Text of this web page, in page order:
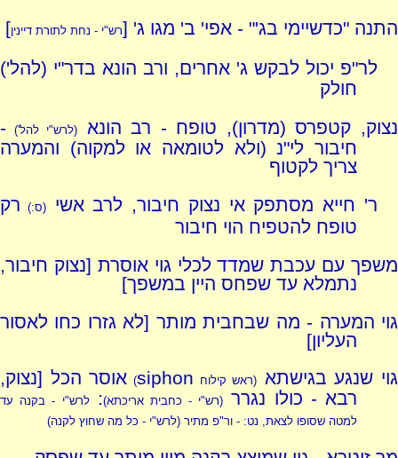
התנה "כדשיימי בג'" - אפי' ב' מגו ג' [רש"י - נחת לתורת דיינין]
לר"פ יכול לבקש ג' אחרים, ורב הונא בדר"י (להל')
חולק
נצוק, קטפרס (מדרון), טופח - רב הונא
(לרש"י להל') -
חיבור לי"נ (ולא לטומאה או למקוה) והמערה
צריך לקטוף
ר' חייא מסתפק אי נצוק חיבור, לרב אשי(ס:) רק
טופח להטפיח הוי חיבור
משפך עם עכבת שמדד לכלי גוי אוסרת [נצוק חיבור,
נתמלא עד שפחס היין במשפך]
גוי המערה - מה שבחבית מותר [לא גזרו כחו לאסור
העליון]
גוי שנגע בגישתא (ראש קילוח siphon
) אוסר הכל [נצוק,
רבא - כולו נגרר (רש"י - כחבית אריכתא):לרש"י - בקנה עד
למטה שסופו לצאת, נט: - ור"פ מתיר (לרש"י - כל מה שחוץ לקנה)